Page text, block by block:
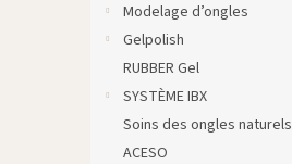
Modelage d’ongles
Gelpolish
RUBBER Gel
SYSTÈME IBX
Soins des ongles naturels
ACESO